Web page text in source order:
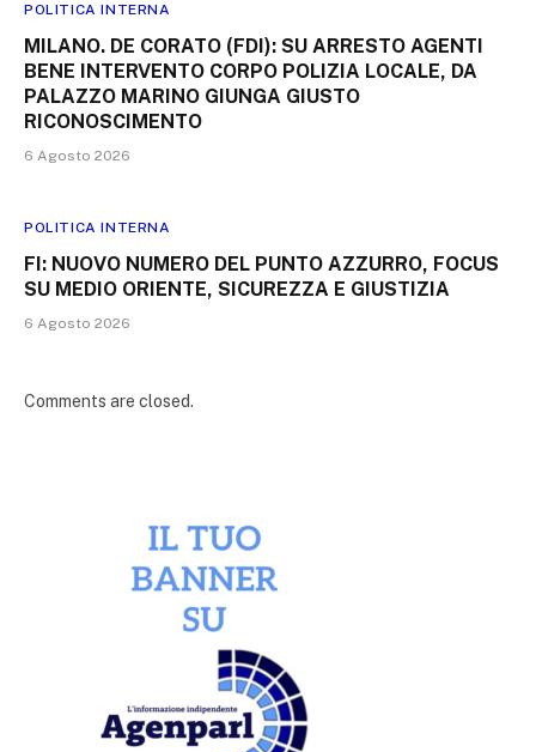
POLITICA INTERNA
MILANO. DE CORATO (FDI): SU ARRESTO AGENTI
BENE INTERVENTO CORPO POLIZIA LOCALE, DA
PALAZZO MARINO GIUNGA GIUSTO
RICONOSCIMENTO
6 Agosto 2026
POLITICA INTERNA
FI: NUOVO NUMERO DEL PUNTO AZZURRO, FOCUS
SU MEDIO ORIENTE, SICUREZZA E GIUSTIZIA
6 Agosto 2026
Comments are closed.